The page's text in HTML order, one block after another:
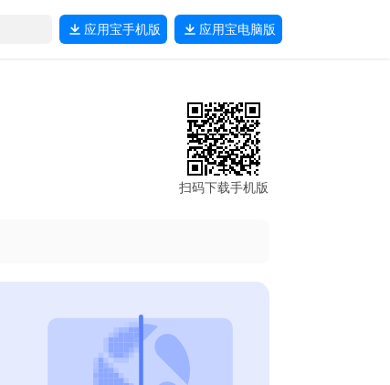
应用宝手机版 应用宝电脑版
扫码下载手机版